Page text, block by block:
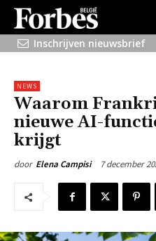
Inschrijven nieuwsbrief
NEWS
Waarom
nieuwe AI-
krijgt
door Elena Campisi 7 december